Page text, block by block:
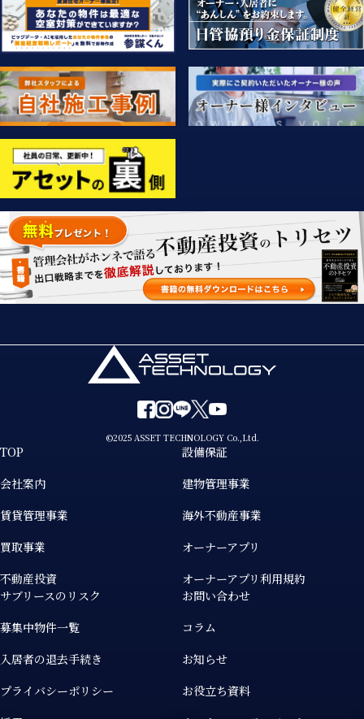
©2025 ASSET TECHNOLOGY Co.,Ltd.
TOP
会社案内
賃貸管理事業
買取事業
不動産投資
設備保証
建物管理事業
海外不動産事業
オーナーアプリ
オーナーアプリ利用規約
サブリースのリスク
募集中物件一覧
入居者の退去手続き
プライバシーポリシー
お問い合わせ
コラム
お知らせ
お役立ち資料